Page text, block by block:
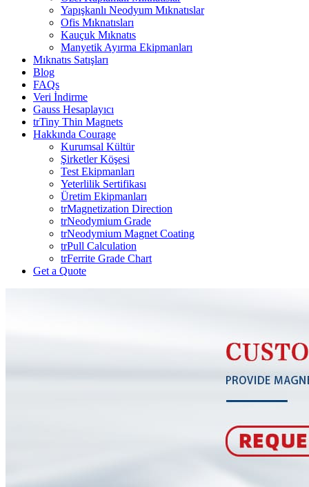
Yapışkanlı Neodyum Mıknatıslar
Ofis Mıknatısları
Kauçuk Mıknatıs
Manyetik Ayırma Ekipmanları
Mıknatıs Satışları
Blog
FAQs
Veri İndirme
Gauss Hesaplayıcı
trTiny Thin Magnets
Hakkında Courage
Kurumsal Kültür
Şirketler Köşesi
Test Ekipmanları
Yeterlilik Sertifikası
Üretim Ekipmanları
trMagnetization Direction
trNeodymium Grade
trNeodymium Magnet Coating
trPull Calculation
trFerrite Grade Chart
Get a Quote